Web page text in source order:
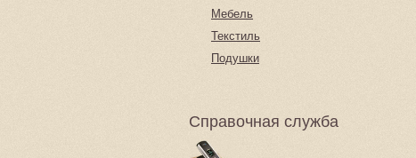
Мебель
Текстиль
Подушки
Справочная служба